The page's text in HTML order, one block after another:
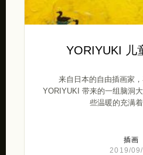
YORIYUKI 儿
来自日本的自由插画家
YORIYUKI 带来的一组脑洞
些温暖的充满
插画
2019/